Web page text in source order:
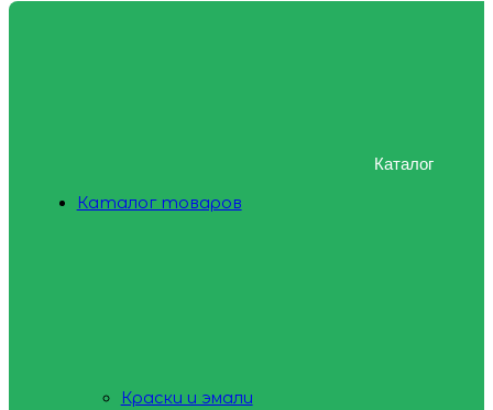
Каталог
Каталог товаров
Краски и эмали